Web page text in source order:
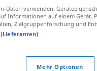
Kleid schon
Daten verwenden.
Informationen auf einem Gerät.
Zielgruppenforschung und
Mehr Optionen